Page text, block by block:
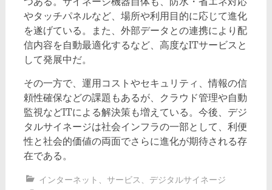
やタッチパネルなど、場所や利用目的に応じて進化
を遂げている。また、外部データとの連携により配
信内容を自動最適化するなど、高度なITサービスと
して発展中だ。
その一方で、運用コストやセキュリティ、情報の信
頼性確保などの課題もあるが、クラウド管理や自動
監視などITによる解決策も増えている。今後、デジ
タルサイネージは社会インフラの一部として、利便
性と社会的価値の両面でさらに進化が期待される存
在である。
インターネット 、 サービス 、 デジタルサイネージ